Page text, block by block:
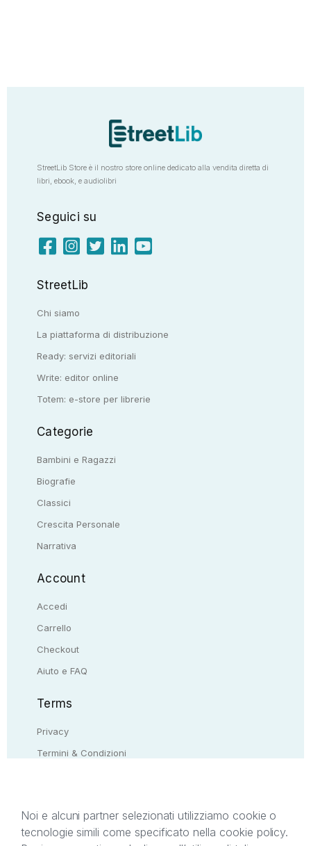
StreetLib Store è il nostro store online dedicato alla vendita diretta di
libri, ebook, e audiolibri
Seguici su
StreetLib
Chi siamo
La piattaforma di distribuzione
Ready: servizi editoriali
Write: editor online
Totem: e-store per librerie
Categorie
Bambini e Ragazzi
Biografie
Classici
Crescita Personale
Narrativa
Account
Accedi
Carrello
Checkout
Aiuto e FAQ
Terms
Privacy
Termini & Condizioni
Noi e alcuni partner selezionati utilizziamo cookie o
tecnologie simili come specificato nella cookie policy.